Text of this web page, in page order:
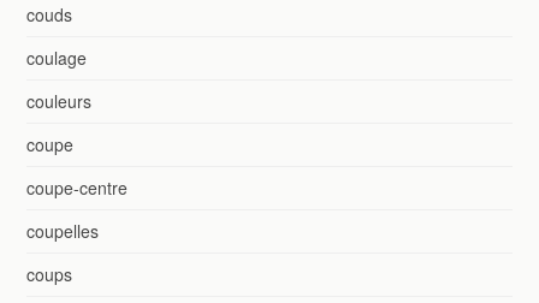
couds
coulage
couleurs
coupe
coupe-centre
coupelles
coups